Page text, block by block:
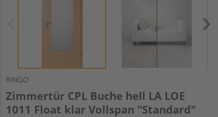
RINGO
Zimmertür CPL Buche hell LA LOE
1011 Float klar Vollspan "Standard"